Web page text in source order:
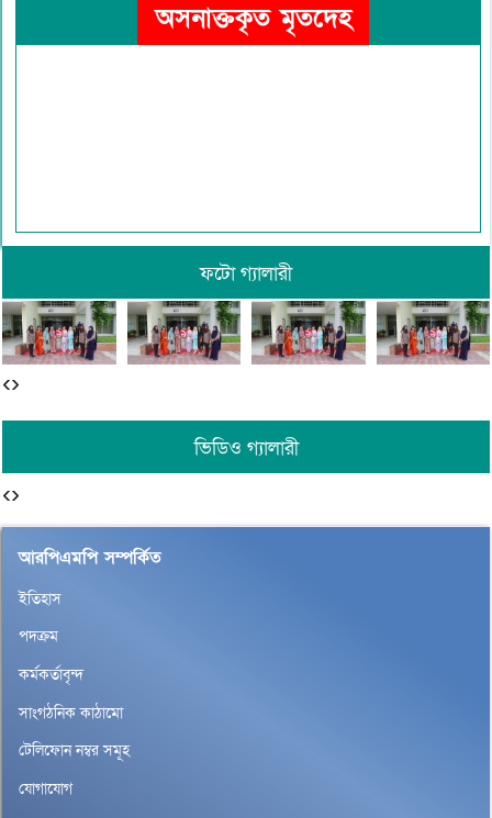
অসনাক্তকৃত মৃতদেহ
ফটো গ্যালারী
‹›
ভিডিও গ্যালারী
‹›
আরপিএমপি সম্পর্কিত
ইতিহাস
পদক্রম
কর্মকর্তাবৃন্দ
সাংগঠনিক কাঠামো
টেলিফোন নম্বর সমূহ
যোগাযোগ